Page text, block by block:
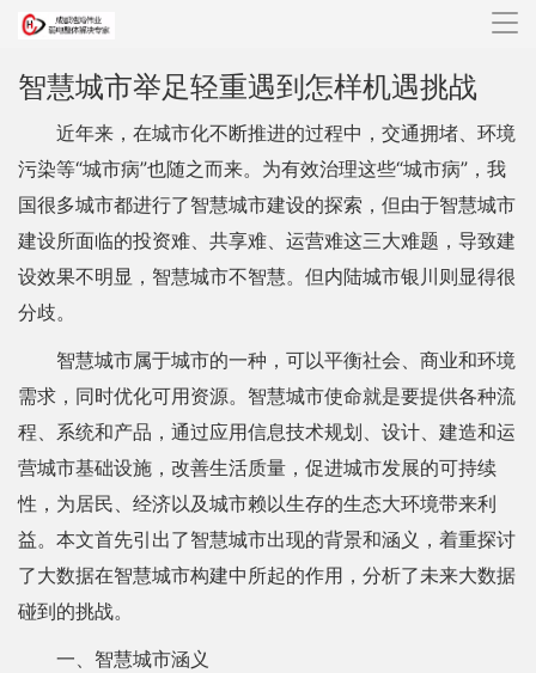
导
智慧城市举足轻重遇到怎样机遇挑战
近年来，在城市化不断推进的过程中，交通拥堵、环境
污染等“城市病”也随之而来。为有效治理这些“城市病”，我
国很多城市都进行了智慧城市建设的探索，但由于智慧城市
建设所面临的投资难、共享难、运营难这三大难题，导致建
设效果不明显，智慧城市不智慧。但内陆城市银川则显得很
分歧。
智慧城市属于城市的一种，可以平衡社会、商业和环境
需求，同时优化可用资源。智慧城市使命就是要提供各种流
程、系统和产品，通过应用信息技术规划、设计、建造和运
营城市基础设施，改善生活质量，促进城市发展的可持续
性，为居民、经济以及城市赖以生存的生态大环境带来利
益。本文首先引出了智慧城市出现的背景和涵义，着重探讨
了大数据在智慧城市构建中所起的作用，分析了未来大数据
碰到的挑战。
一、智慧城市涵义